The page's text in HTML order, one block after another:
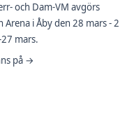
och Dam-VM avgörs
i Åby den 28 mars - 2
mars.
på →